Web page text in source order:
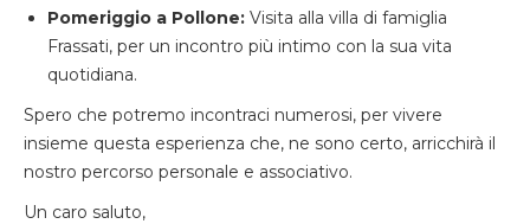
Pomeriggio a Pollone: Visita alla villa di famiglia
Frassati, per un incontro più intimo con la sua vita
quotidiana.
Spero che potremo incontraci numerosi, per vivere
insieme questa esperienza che, ne sono certo, arricchirà il
nostro percorso personale e associativo.
Un caro saluto,